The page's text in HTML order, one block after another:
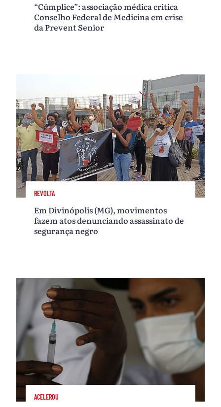
“Cúmplice”: associação médica critica
Conselho Federal de Medicina em crise
da Prevent Senior
REVOLTA
Em Divinópolis (MG), movimentos
fazem atos denunciando assassinato de
segurança negro
ACELEROU